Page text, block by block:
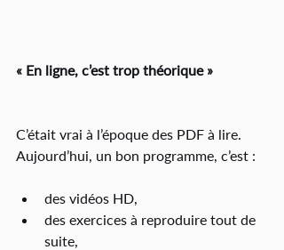
« En ligne, c’est trop théorique »
C’était vrai à l’époque des PDF à lire.
Aujourd’hui, un bon programme, c’est :
des vidéos HD,
des exercices à reproduire tout de
suite,